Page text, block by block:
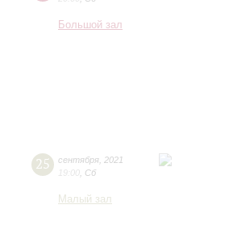
Большой зал
25 сентября 2021
19:00 Сб
Малый зал